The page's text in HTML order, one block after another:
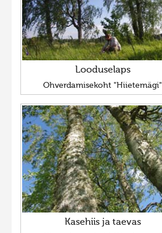
Looduselaps
Ohverdamisekoht "Hiietemägi"
Kasehiis ja taevas